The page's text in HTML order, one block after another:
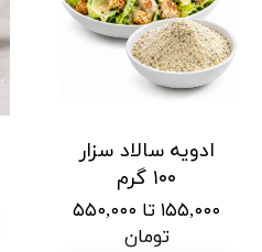
ادویه سالاد سزار
۱۰۰ گرم
۱۵۵,۰۰۰ تا ۵۵۰,۰۰۰
تومان